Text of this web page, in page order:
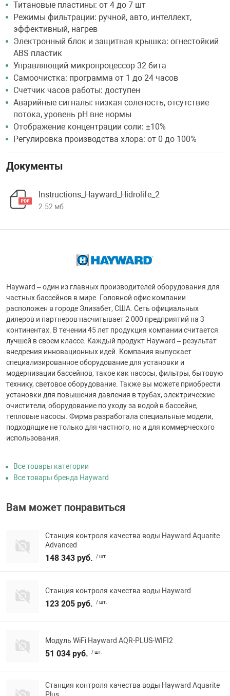
Титановые пластины: от 4 до 7 шт
Режимы фильтрации: ручной, авто, интеллект,
эффективный, нагрев
Электронный блок и защитная крышка: огнестойкий
ABS пластик
Управляющий микропроцессор 32 бита
Самоочистка: программа от 1 до 24 часов
Счетчик часов работы: доступен
Аварийные сигналы: низкая соленость, отсутствие
потока, уровень pH вне нормы
Отображение концентрации соли: ±10%
Регулировка производства хлора: от 0 до 100%
Документы
Instructions_Hayward_Hidrolife_2
2.52 мб
Hayward – один из главных производителей оборудования для
частных бассейнов в мире. Головной офис компании
расположен в городе Элизабет, США. Сеть официальных
дилеров и партнеров насчитывает 2 000 предприятий на 3
континентах. В течении 45 лет продукция компании считается
лучшей в своем классе. Каждый продукт Hayward – результат
внедрения инновационных идей. Компания выпускает
специализированное оборудование для установки и
модернизации бассейнов, такое как насосы, фильтры, бытовую
технику, световое оборудование. Также вы можете приобрести
установки для повышения давления в трубах, электрические
очистители, оборудование по уходу за водой в бассейне,
тепловые насосы. Фирма разработала специальные модели,
подходящие не только для частного, но и для коммерческого
использования.
Все товары категории
Все товары бренда Hayward
Вам может понравиться
Станция контроля качества воды Hayward Aquarite
Advanced
148 343 руб. / шт.
Станция контроля качества воды Hayward
123 205 руб. / шт.
Модуль WiFi Hayward AQR-PLUS-WIFI2
51 034 руб. / шт.
Станция контроля качества воды Hayward Aquarite
Plus